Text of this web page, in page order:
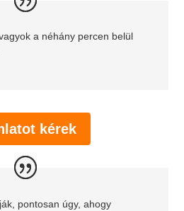
a néhány percen belül
kérek
pontosan úgy, ahogy